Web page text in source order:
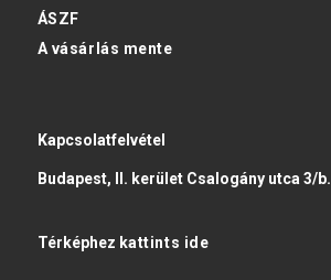
ÁSZF
A vásárlás mente
Kapcsolatfelvétel
Budapest, II. kerület Csalogány utca 3/b.
Térképhez kattints ide